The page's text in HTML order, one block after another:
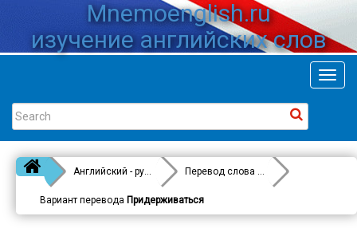
Mnemoenglish.ru
изучение английских слов
Английский - русский Перевод слова
Observe
Вариант перевода Придерживаться